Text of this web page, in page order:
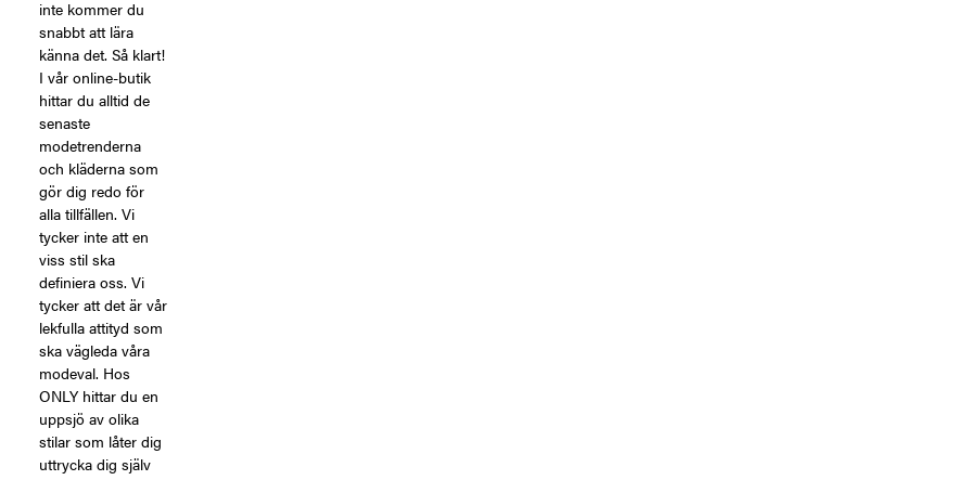
inte kommer du
snabbt att lära
känna det. Så klart!
I vår online-butik
hittar du alltid de
senaste
modetrenderna
och kläderna som
gör dig redo för
alla tillfällen. Vi
tycker inte att en
viss stil ska
definiera oss. Vi
tycker att det är vår
lekfulla attityd som
ska vägleda våra
modeval. Hos
ONLY hittar du en
uppsjö av olika
stilar som låter dig
uttrycka dig själv